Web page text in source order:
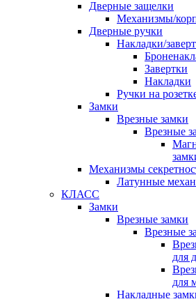
Дверные защелки
Механизмы/
Дверные ручки
Накладки/
Завертки
Накладки
Ручки на
Замки
Врезные замки
Врезные
Механизмы
Латунные
КЛАСС
Замки
Врезные замки
Врезные
для
для
Накладные